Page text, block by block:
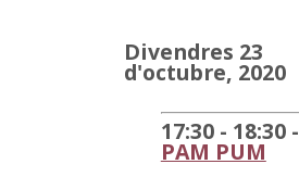
Divendres 23
d'octubre, 2020
17:30 - 18:30 -
PAM PUM